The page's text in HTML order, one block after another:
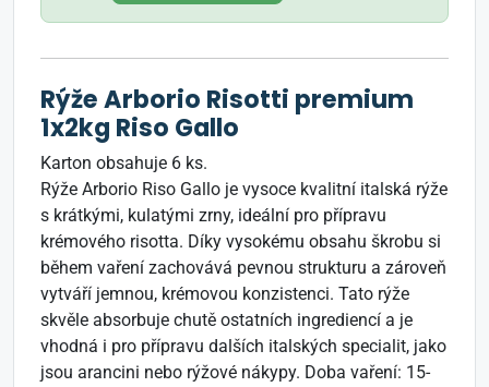
Rýže Arborio Risotti premium
1x2kg Riso Gallo
Karton obsahuje 6 ks.
Rýže Arborio Riso Gallo je vysoce kvalitní italská rýže
s krátkými, kulatými zrny, ideální pro přípravu
krémového risotta. Díky vysokému obsahu škrobu si
během vaření zachovává pevnou strukturu a zároveň
vytváří jemnou, krémovou konzistenci. Tato rýže
skvěle absorbuje chutě ostatních ingrediencí a je
vhodná i pro přípravu dalších italských specialit, jako
jsou arancini nebo rýžové nákypy. Doba vaření: 15-